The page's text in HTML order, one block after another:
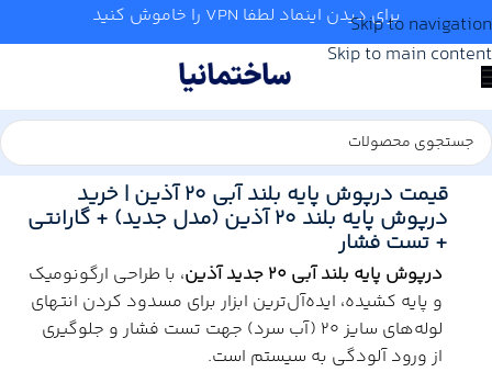
Skip to navigation
Skip to main content
برای دیدن اینماد لطفا VPN را خاموش کنید
آب و تاسیسات
قیمت درپوش پایه بلند آبی 20 آذین | خرید
درپوش پایه بلند 20 آذین (مدل جدید) + گارانتی
+ تست فشار
درپوش پایه بلند آبی 20 جدید آذین
، با طراحی ارگونومیک
و پایه کشیده، ایده‌آل‌ترین ابزار برای مسدود کردن انتهای
لوله‌های سایز 20 (آب سرد) جهت تست فشار و جلوگیری
از ورود آلودگی به سیستم است.